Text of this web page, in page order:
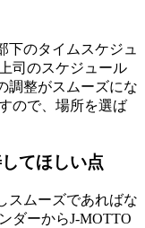
下のタイムスケジュ
司のスケジュール
調整がスムーズにな
ので、場所を選ば
てほしい点
スムーズであればな
ダーからJ-MOTTO